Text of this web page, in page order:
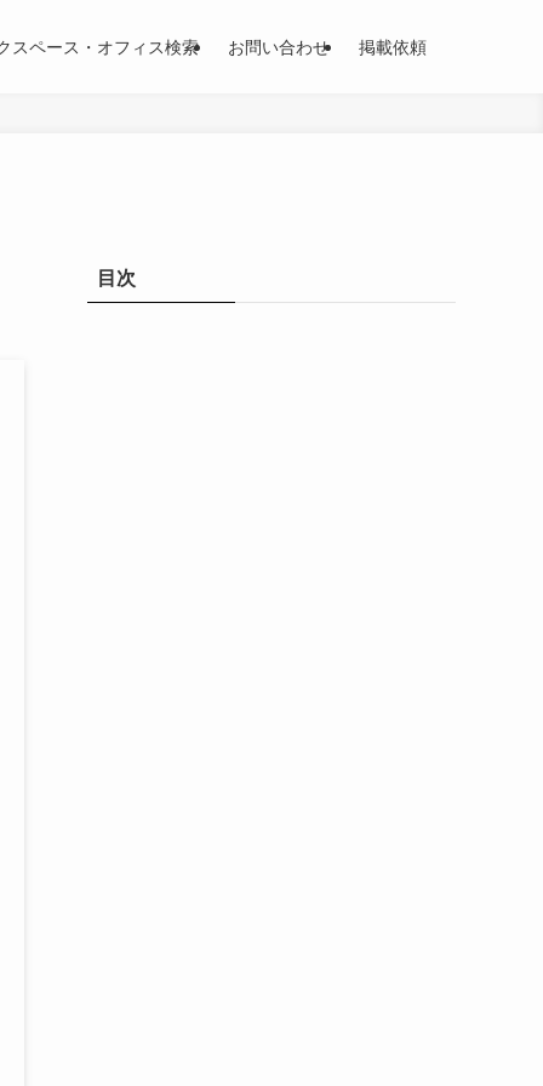
スペース・オフィス検索 お問い合わせ 掲載依頼
目次